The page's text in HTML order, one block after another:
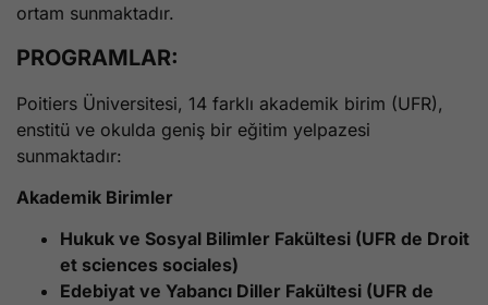
ortam sunmaktadır.
PROGRAMLAR:
Poitiers Üniversitesi, 14 farklı akademik birim (UFR),
enstitü ve okulda geniş bir eğitim yelpazesi
sunmaktadır:
Akademik Birimler
Hukuk ve Sosyal Bilimler Fakültesi (UFR de Droit
et sciences sociales)
Edebiyat ve Yabancı Diller Fakültesi (UFR de